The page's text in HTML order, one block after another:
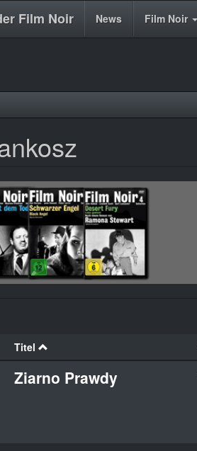
Film Noir News Film Noir
Titel
Ziarno Prawdy